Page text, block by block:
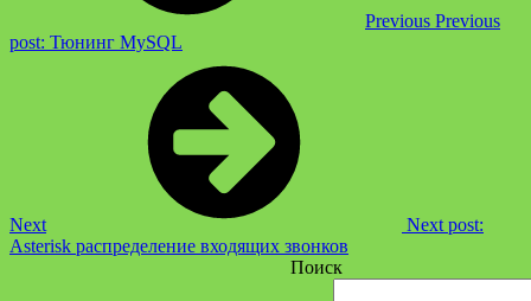
Previous Previous
post: Тюнинг MySQL
Next
Next post:
Asterisk распределение входящих звонков
Поиск